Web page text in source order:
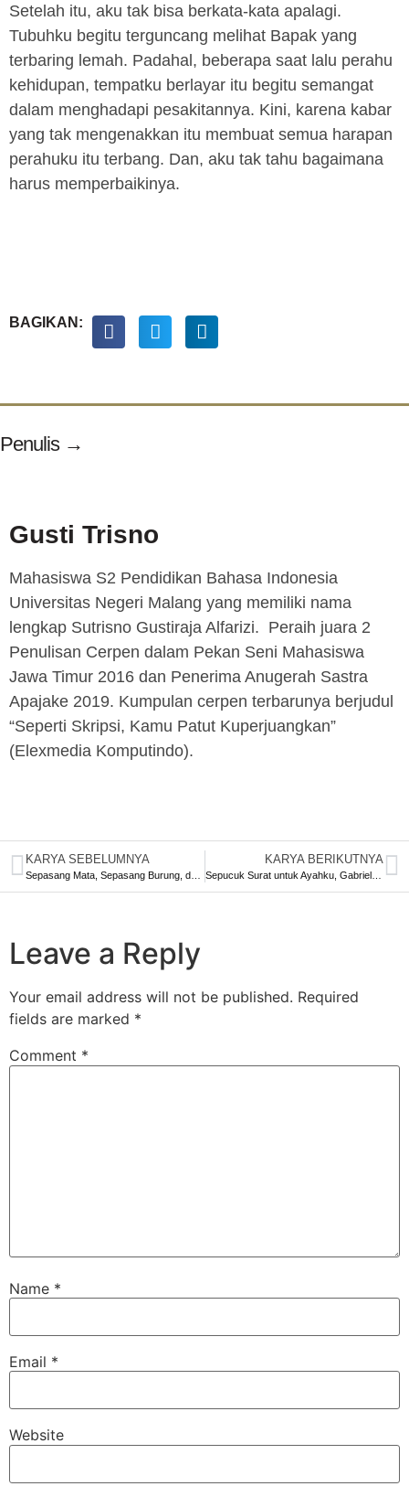
Setelah itu, aku tak bisa berkata-kata apalagi.
Tubuhku begitu terguncang melihat Bapak yang
terbaring lemah. Padahal, beberapa saat lalu perahu
kehidupan, tempatku berlayar itu begitu semangat
dalam menghadapi pesakitannya. Kini, karena kabar
yang tak mengenakkan itu membuat semua harapan
perahuku itu terbang. Dan, aku tak tahu bagaimana
harus memperbaikinya.
BAGIKAN:
Penulis →
Gusti Trisno
Mahasiswa S2 Pendidikan Bahasa Indonesia
Universitas Negeri Malang yang memiliki nama
lengkap Sutrisno Gustiraja Alfarizi. Peraih juara 2
Penulisan Cerpen dalam Pekan Seni Mahasiswa
Jawa Timur 2016 dan Penerima Anugerah Sastra
Apajake 2019. Kumpulan cerpen terbarunya berjudul
“Seperti Skripsi, Kamu Patut Kuperjuangkan”
(Elexmedia Komputindo).
KARYA SEBELUMNYA KARYA BERIKUTNYA
Sepucuk Surat untuk Ayahku, Gabriel García Márquez
Leave a Reply
Your email address will not be published. Required
fields are marked *
Comment *
Name *
Email *
Website